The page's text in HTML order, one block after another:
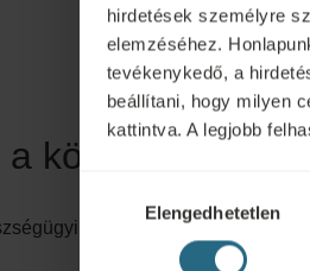
hirdetések személyre
elemzéséhez.
tevékenykedő, a
beállítani, hogy milyen
kattintva. A legjobb
kiválasztásaElengedhetetlen
következőre:
probléma, beleértve a